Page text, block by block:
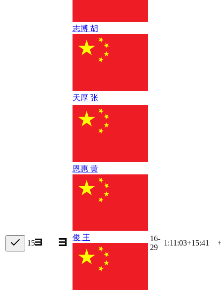
志博 胡
天厚 张
15
恩惠 黄
俊 王
16-
29
1:11:03+15:41